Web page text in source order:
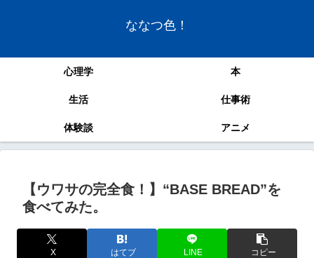
ななつ色！
心理学 本
生活 仕事術
体験談 アニメ
【ウワサの完全食！】“BASE BREAD”を
食べてみた。
X はてブ LINE コピー